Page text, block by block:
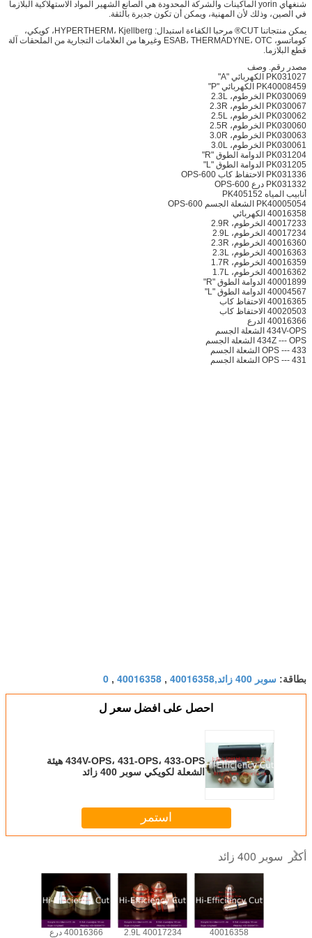
شنغهاي yorin الماكينات والشركة المحدودة هي الصانع الشهير المواد الاستهلاكية البلازما
في الصين، وذلك لأن المهنية، ويمكن أن تكون جديرة بالثقة.
يمكن منتجاتنا CUT® مرحبا الكفاءة استبدال: HYPERTHERM، Kjellberg، كويكي،
كوماتسو، ESAB، THERMADYNE، OTC وغيرها من العلامات التجارية من الملحقات آلة
قطع البلازما.
مصدر رقم. وصف
PK031027 الكهربائي "A"
PK40008459 الكهربائي "P"
PK030069 الخرطوم، 2.3L
PK030067 الخرطوم، 2.3R
PK030062 الخرطوم، 2.5L
PK030060 الخرطوم، 2.5R
PK030063 الخرطوم، 3.0R
PK030061 الخرطوم، 3.0L
PK031204 الدوامة الطوق "R"
PK031205 الدوامة الطوق "L"
PK031336 الاحتفاظ كاب 600-OPS
PK031332 درع 600-OPS
أنابيب المياه PK405152
PK40005054 الشعلة الجسم 600-OPS
40016358 الكهربائي
40017233 الخرطوم، 2.9R
40017234 الخرطوم، 2.9L
40016360 الخرطوم، 2.3R
40016363 الخرطوم، 2.3L
40016359 الخرطوم، 1.7R
40016362 الخرطوم، 1.7L
40001899 الدوامة الطوق "R"
40004567 الدوامة الطوق "L"
40016365 الاحتفاظ كاب
40020503 الاحتفاظ كاب
40016366 الدرع
434V-OPS الشعلة الجسم
434Z --- OPS الشعلة الجسم
433 --- OPS الشعلة الجسم
431 --- OPS الشعلة الجسم
بطاقة: سوبر 400 زائد,40016358 ,
40016358
,
0
احصل على افضل سعر ل
434V-OPS، 431-OPS، 433-OPS هيئة
الشعلة لكويكي سوبر 400 زائد
استمر
أكثر سوبر 400 زائد
40016366 درع
40017234 2.9L
40016358